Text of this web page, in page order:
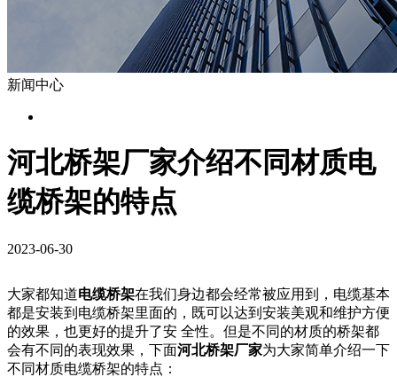
新闻中心
河北桥架厂家介绍不同材质电
缆桥架的特点
2023-06-30
大家都知道电缆桥架在我们身边都会经常被应用到，电缆基本
都是安装到电缆桥架里面的，既可以达到安装美观和维护方便
的效果，也更好的提升了安 全性。但是不同的材质的桥架都
会有不同的表现效果，下面河北桥架厂家为大家简单介绍一下
不同材质电缆桥架的特点：